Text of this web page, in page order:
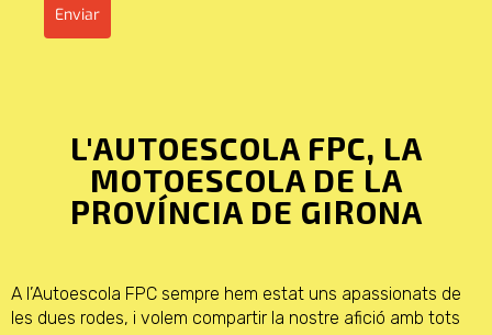
Enviar
L'AUTOESCOLA FPC, LA
MOTOESCOLA DE LA
PROVÍNCIA DE GIRONA
A l’Autoescola FPC sempre hem estat uns apassionats de
les dues rodes, i volem compartir la nostre afició amb tots